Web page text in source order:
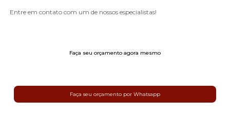
Entre em contato com um de nossos especialistas!
Faça seu orçamento agora mesmo
Faça seu orçamento por Whatsapp